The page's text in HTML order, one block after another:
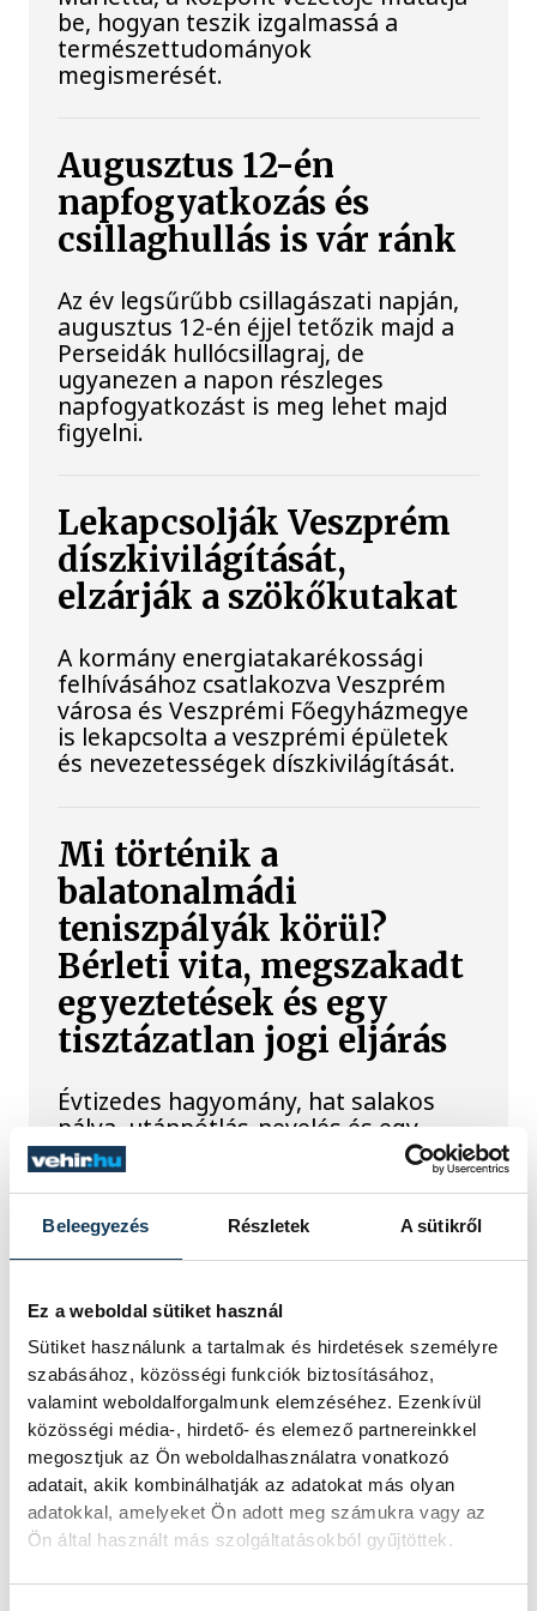
Beleegyezés Részletek A sütikről
Ez a weboldal sütiket használ
Sütiket használunk a tartalmak és hirdetések személyre
szabásához, közösségi funkciók biztosításához,
valamint weboldalforgalmunk elemzéséhez. Ezenkívül
közösségi média-, hirdető- és elemező partnereinkkel
megosztjuk az Ön weboldalhasználatra vonatkozó
adatait, akik kombinálhatják az adatokat más olyan
adatokkal, amelyeket Ön adott meg számukra vagy az
Ön által használt más szolgáltatásokból gyűjtöttek.
be, hogyan teszik izgalmassá a
természettudományok
megismerését.
Augusztus 12-én
napfogyatkozás és
csillaghullás is vár ránk
Az év legsűrűbb csillagászati napján,
augusztus 12-én éjjel tetőzik majd a
Perseidák hullócsillagraj, de
ugyanezen a napon részleges
napfogyatkozást is meg lehet majd
figyelni.
Lekapcsolják Veszprém
díszkivilágítását,
elzárják a szökőkutakat
A kormány energiatakarékossági
felhívásához csatlakozva Veszprém
városa és Veszprémi Főegyházmegye
is lekapcsolta a veszprémi épületek
és nevezetességek díszkivilágítását.
Mi történik a
balatonalmádi
teniszpályák körül?
Bérleti vita, megszakadt
egyeztetések és egy
tisztázatlan jogi eljárás
Évtizedes hagyomány, hat salakos
pálya, utánpótlás-nevelés és egy
hosszú távra megkötött bérleti
szerződés áll az egyik oldalon. A
szerint a Balatonalmádi Tenisz Klub
aránytalanul alacsony összegért
Megkerestük az egyesület két
képviselőjét és a polgármestert is,
hogy kiderüljön, hol tart most az ügy.
Folyamatosan öntöz a
VKSZ, mégsem fogy az
ivóvíz
A tartós hőség és az aszályos időszak